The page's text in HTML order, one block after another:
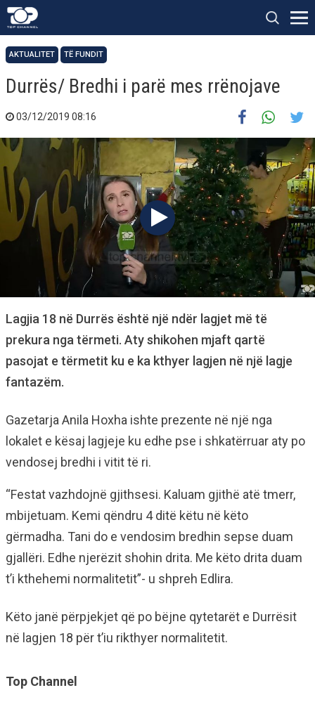
AKTUALITET TË FUNDIT
Durrës/ Bredhi i parë mes rrënojave
03/12/2019 08:16
Lagjia 18 në Durrës është një ndër lagjet më të
prekura nga tërmeti. Aty shikohen mjaft qartë
pasojat e tërmetit ku e ka kthyer lagjen në një lagje
fantazëm.
Gazetarja Anila Hoxha ishte prezente në një nga
lokalet e kësaj lagjeje ku edhe pse i shkatërruar aty po
vendosej bredhi i vitit të ri.
“Festat vazhdojnë gjithsesi. Kaluam gjithë atë tmerr,
mbijetuam. Kemi qëndru 4 ditë këtu në këto
gërmadha. Tani do e vendosim bredhin sepse duam
gjallëri. Edhe njerëzit shohin drita. Me këto drita duam
t’i kthehemi normalitetit”- u shpreh Edlira.
Këto janë përpjekjet që po bëjne qytetarët e Durrësit
në lagjen 18 për t’iu rikthyer normalitetit.
Top Channel